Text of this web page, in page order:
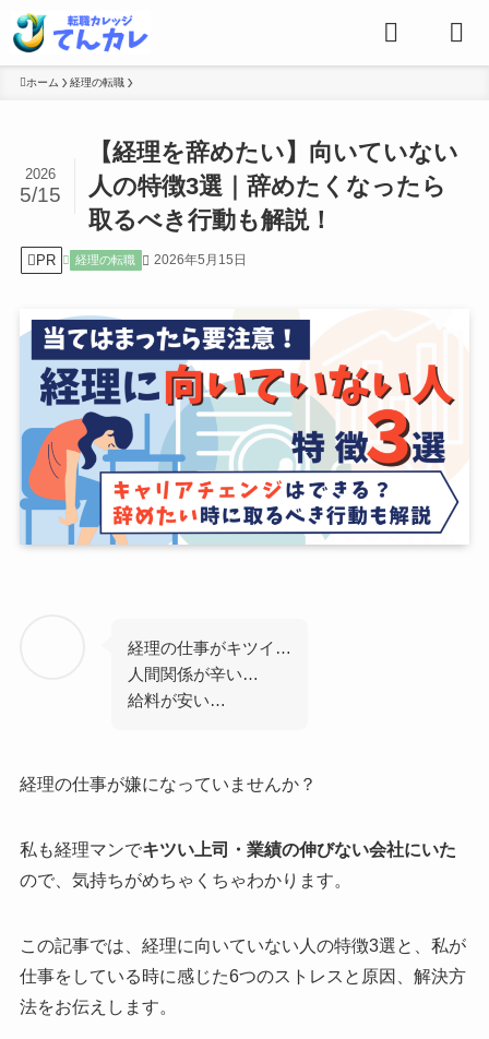
ホーム 経理の転職
【経理を辞めたい】向いていない
人の特徴3選｜辞めたくなったら
取るべき行動も解説！
2026
5/15
PR 経理の転職 2026年5月15日
経理の仕事がキツイ…
人間関係が辛い…
給料が安い…
経理の仕事が嫌になっていませんか？
私も経理マンでキツい上司・業績の伸びない会社にいた
ので、気持ちがめちゃくちゃわかります。
この記事では、経理に向いていない人の特徴3選と、私が
仕事をしている時に感じた6つのストレスと原因、解決方
法をお伝えします。